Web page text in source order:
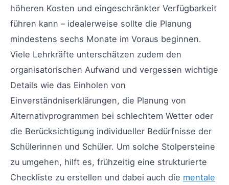
höheren Kosten und eingeschränkter Verfügbarkeit
führen kann – idealerweise sollte die Planung
mindestens sechs Monate im Voraus beginnen.
Viele Lehrkräfte unterschätzen zudem den
organisatorischen Aufwand und vergessen wichtige
Details wie das Einholen von
Einverständniserklärungen, die Planung von
Alternativprogrammen bei schlechtem Wetter oder
die Berücksichtigung individueller Bedürfnisse der
Schülerinnen und Schüler. Um solche Stolpersteine
zu umgehen, hilft es, frühzeitig eine strukturierte
Checkliste zu erstellen und dabei auch die mentale